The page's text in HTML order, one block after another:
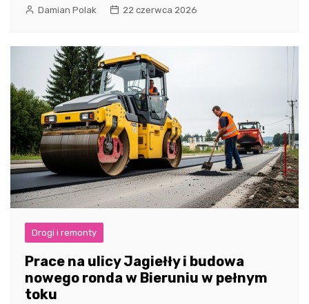
Damian Polak 22 czerwca 2026
Drogi i remonty
Prace na ulicy Jagiełły i budowa
nowego ronda w Bieruniu w pełnym
toku